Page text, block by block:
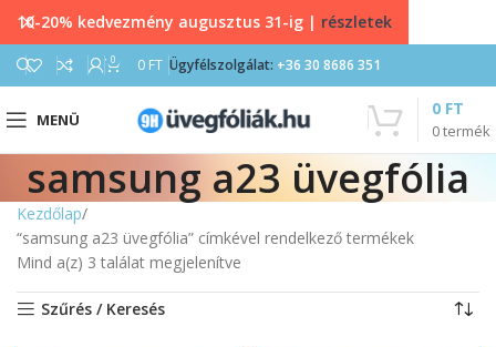
0 0 FT Ügyfélszolgálat: +36 30 8686 351
MENÜ
0termék
0 FT
samsung a23 üvegfólia
Kezdőlap
“samsung a23 üvegfólia” címkével rendelkező termékek
Mind a(z) 3 találat megjelenítve
Szűrés / Keresés
10-20% kedvezmény augusztus 31-ig | részletek